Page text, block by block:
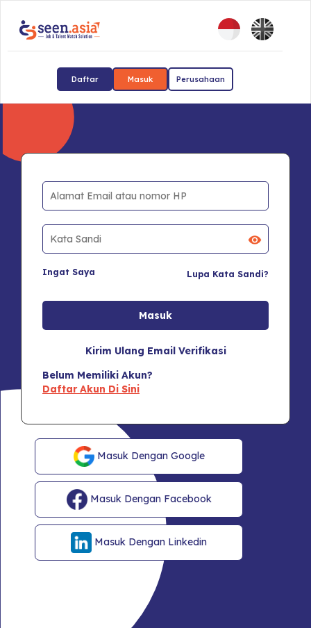
Daftar Masuk Perusahaan
Ingat Saya Lupa Kata Sandi?
Kirim Ulang Email Verifikasi
Belum Memiliki Akun?
Daftar Akun Di Sini
Masuk Dengan Google
Masuk Dengan Facebook
Masuk Dengan Linkedin